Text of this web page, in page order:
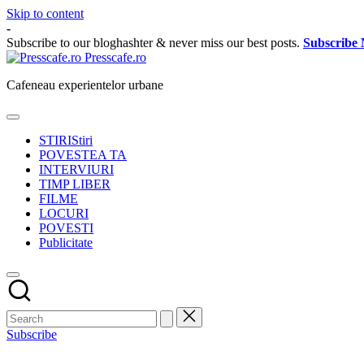
Skip to content
-
Subscribe to our bloghashter & never miss our best posts. Subscribe
Presscafe.ro
Cafeneau experientelor urbane
STIRIStiri
POVESTEA TA
INTERVIURI
TIMP LIBER
FILME
LOCURI
POVESTI
Publicitate
Subscribe